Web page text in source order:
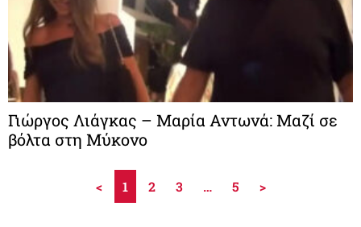
Γιώργος Λιάγκας – Μαρία Αντωνά: Μαζί σε
βόλτα στη Μύκονο
< 1 2 3 … 5 >